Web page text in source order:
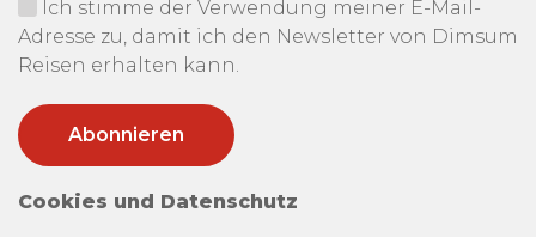
Ich stimme der Verwendung meiner E-Mail-
Adresse zu, damit ich den Newsletter von Dimsum
Reisen erhalten kann.
Cookies und Datenschutz